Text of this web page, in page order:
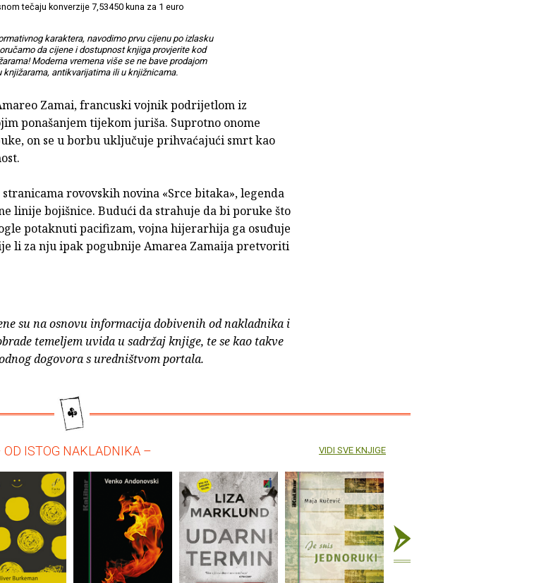
tečaju konverzije 7,53450 kuna za 1 euro
karaktera, navodimo prvu cijenu po izlasku
da cijene i dostupnost knjiga provjerite kod
Moderna vremena više se ne bave prodajom
knjižarama, antikvarijatima ili u knjižnicama.
Zamai, francuski vojnik podrijetlom iz
ponašanjem tijekom juriša. Suprotno onome
on se u borbu uključuje prihvaćajući smrt kao
rovovskih novina «Srce bitaka», legenda
linije bojišnice. Budući da strahuje da bi poruke što
potaknuti pacifizam, vojna hijerarhija ga osuđuje
li za nju ipak pogubnije Amarea Zamaija pretvoriti
su na osnovu informacija dobivenih od nakladnika i
temeljem uvida u sadržaj knjige, te se kao takve
dogovora s uredništvom portala.
OD ISTOG NAKLADNIKA – VIDI SVE KNJIGE